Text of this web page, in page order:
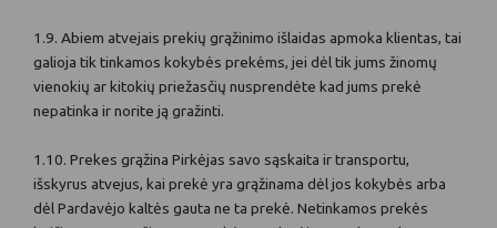
1.9. Abiem atvejais prekių grąžinimo išlaidas apmoka klientas, tai
galioja tik tinkamos kokybės prekėms, jei dėl tik jums žinomų
vienokių ar kitokių priežasčių nusprendėte kad jums prekė
nepatinka ir norite ją gražinti.
1.10. Prekes grąžina Pirkėjas savo sąskaita ir transportu,
išskyrus atvejus, kai prekė yra grąžinama dėl jos kokybės arba
dėl Pardavėjo kaltės gauta ne ta prekė. Netinkamos prekės